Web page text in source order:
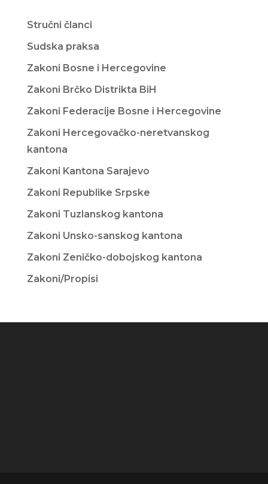
Stručni članci
Sudska praksa
Zakoni Bosne i Hercegovine
Zakoni Brčko Distrikta BiH
Zakoni Federacije Bosne i Hercegovine
Zakoni Hercegovačko-neretvanskog
kantona
Zakoni Kantona Sarajevo
Zakoni Republike Srpske
Zakoni Tuzlanskog kantona
Zakoni Unsko-sanskog kantona
Zakoni Zeničko-dobojskog kantona
Zakoni/Propisi